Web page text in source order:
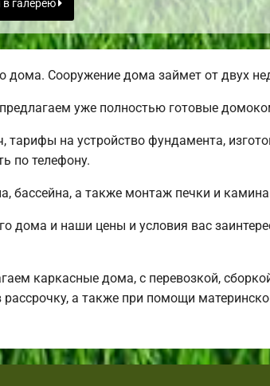
в галерею
дома. Сооружение дома займет от двух
уже полностью готовые
на устройство фундамента,
по телефону.
бассейна, а также монтаж печки и
дома и наши цены и условия вас
каркасные дома, с перевозкой,
а также при помощи